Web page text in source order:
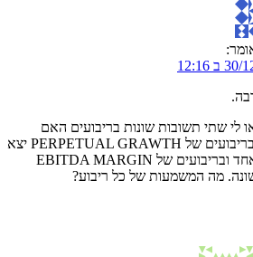
ב 12:16
לי שתי תשובות שונות בריבועים האם
תקין? בריבועים של PERPETUAL GRAWTH יצא
סכום אחד ובריבועים של EBITDA MARGIN
מה המשמעות של כל ריבוע?